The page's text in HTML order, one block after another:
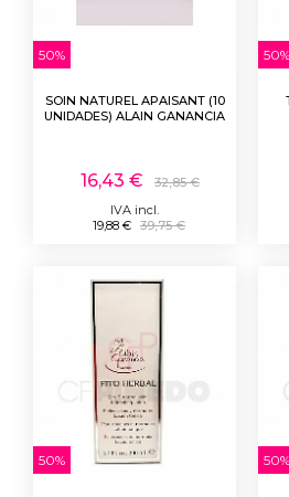
50%
SOIN NATUREL APAISANT (10
UNIDADES) ALAIN GANANCIA
16,43 €
32,85 €
IVA incl.
19,88 € 39,75 €
50%
50% 50%